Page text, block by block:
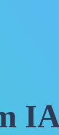
IA